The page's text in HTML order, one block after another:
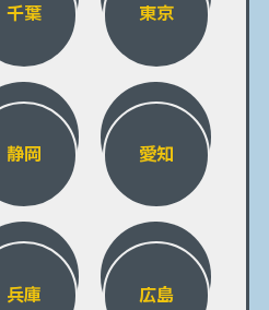
千葉 東京
静岡 愛知
兵庫 広島